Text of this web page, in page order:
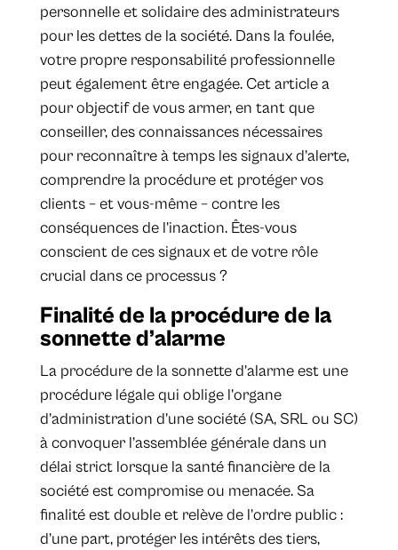
personnelle et solidaire des administrateurs
pour les dettes de la société. Dans la foulée,
votre propre responsabilité professionnelle
peut également être engagée. Cet article a
pour objectif de vous armer, en tant que
conseiller, des connaissances nécessaires
pour reconnaître à temps les signaux d’alerte,
comprendre la procédure et protéger vos
clients – et vous-même – contre les
conséquences de l’inaction. Êtes-vous
conscient de ces signaux et de votre rôle
crucial dans ce processus ?
Finalité de la procédure de la
sonnette d’alarme
La procédure de la sonnette d’alarme est une
procédure légale qui oblige l’organe
d’administration d’une société (SA, SRL ou SC)
à convoquer l’assemblée générale dans un
délai strict lorsque la santé financière de la
société est compromise ou menacée. Sa
finalité est double et relève de l’ordre public :
d’une part, protéger les intérêts des tiers,